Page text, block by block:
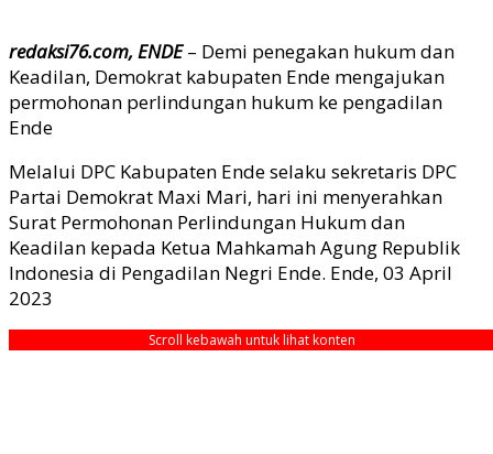
redaksi76.com, ENDE– Demi penegakan hukum dan
Keadilan, Demokrat kabupaten Ende mengajukan
permohonan perlindungan hukum ke pengadilan
Ende
Melalui DPC Kabupaten Ende selaku sekretaris DPC
Partai Demokrat Maxi Mari, hari ini menyerahkan
Surat Permohonan Perlindungan Hukum dan
Keadilan kepada Ketua Mahkamah Agung Republik
Indonesia di Pengadilan Negri Ende. Ende, 03 April
2023
Scroll kebawah untuk lihat konten